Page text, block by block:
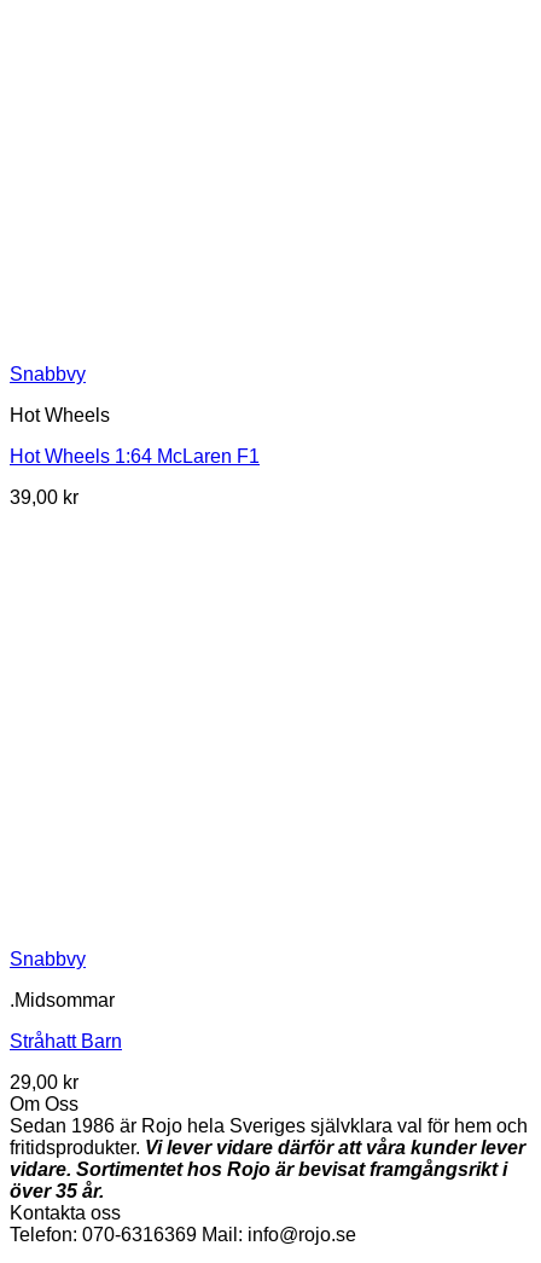
Snabbvy
Hot Wheels
Hot Wheels 1:64 McLaren F1
39,00 kr
Snabbvy
.Midsommar
Stråhatt Barn
29,00 kr
Om Oss
Sedan 1986 är Rojo hela Sveriges självklara val för hem och
fritidsprodukter. Vi lever vidare därför att våra kunder lever
vidare. Sortimentet hos Rojo är bevisat framgångsrikt i
över 35 år.
Kontakta oss
Telefon: 070-6316369 Mail: info@rojo.se